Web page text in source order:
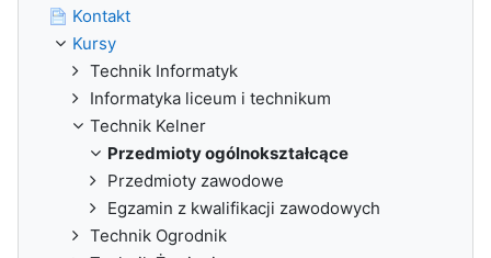
Kontakt
Kursy
Technik Informatyk
Informatyka liceum i technikum
Technik Kelner
Przedmioty ogólnokształcące
Przedmioty zawodowe
Egzamin z kwalifikacji zawodowych
Technik Ogrodnik